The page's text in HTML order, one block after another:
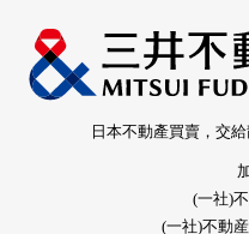
日本不動產買賣，交
(一社)
(一社)不動